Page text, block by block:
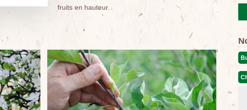
fruits en hauteur.